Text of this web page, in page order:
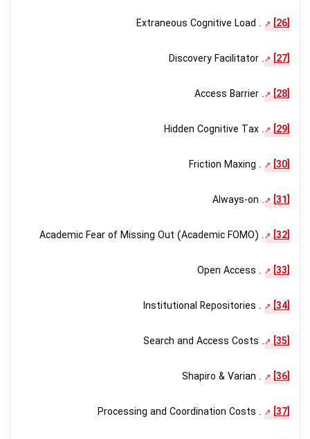
[26]
. Extraneous Cognitive Load
[27]
. Discovery Facilitator
[28]
. Access Barrier
[29]
. Hidden Cognitive Tax
[30]
. Friction Maxing
[31]
. Always-on
[32]
. Academic Fear of Missing Out (Academic FOMO)
[33]
. Open Access
[34]
. Institutional Repositories
[35]
. Search and Access Costs
[36]
. Shapiro & Varian
[37]
. Processing and Coordination Costs